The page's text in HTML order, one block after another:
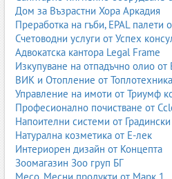
Дом за Възрастни Хора Аркадия
Преработка на гъби, EPAL палети
Счетоводни услуги от Успех
Адвокатска кантора Legal Frame
Изкупуване на отпадъчно олио от
ВИК и Отопление от Топлотехника
Управление на имоти от Триумф
Професионално почистване от
Напоителни системи от
Натурална козметика от Е-лек
Интериорен дизайн от Концепта
Зоомагазин Зоо груп БГ